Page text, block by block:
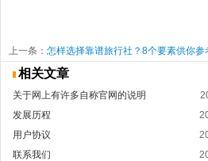
上一条： 怎样选择靠谱旅行社？8个要素供你参
相关文章
关于网上有许多自称官网的说明
发展历程
用户协议
联系我们